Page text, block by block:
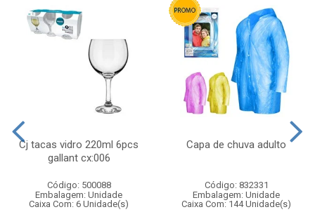
Cj tacas vidro 220ml 6pcs
gallant cx:006
Código: 500088
Embalagem: Unidade
Caixa Com: 6 Unidade(s)
Capa de chuva adulto
Código: 832331
Embalagem: Unidade
Caixa Com: 144 Unidade(s)